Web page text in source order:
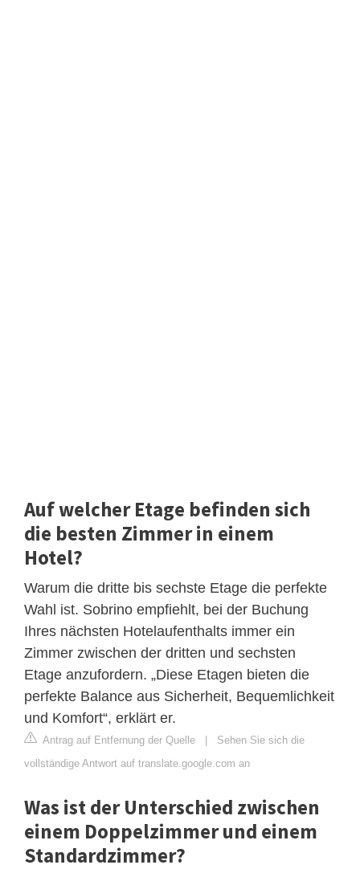
Auf welcher Etage befinden sich
die besten Zimmer in einem
Hotel?
Warum die dritte bis sechste Etage die perfekte
Wahl ist. Sobrino empfiehlt, bei der Buchung
Ihres nächsten Hotelaufenthalts immer ein
Zimmer zwischen der dritten und sechsten
Etage anzufordern. „Diese Etagen bieten die
perfekte Balance aus Sicherheit, Bequemlichkeit
und Komfort“, erklärt er.
Antrag auf Entfernung der Quelle | Sehen Sie sich die
vollständige Antwort auf translate.google.com an
Was ist der Unterschied zwischen
einem Doppelzimmer und einem
Standardzimmer?